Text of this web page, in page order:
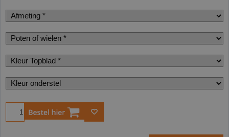
Bestel